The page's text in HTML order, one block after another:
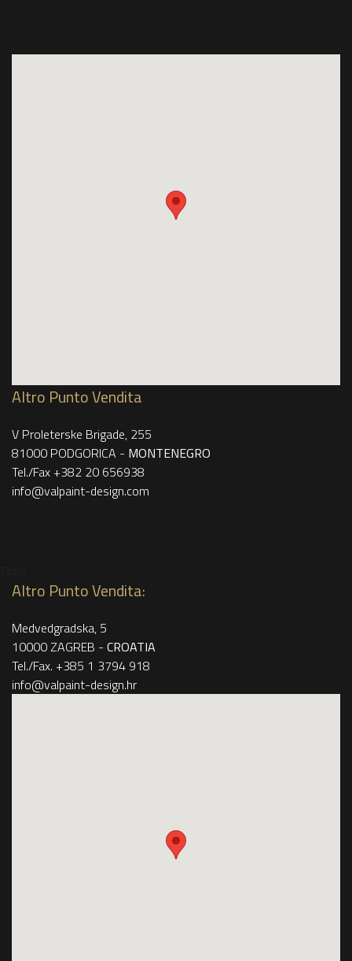
Altro Punto Vendita
V Proleterske Brigade, 255
81000 PODGORICA - MONTENEGRO
Tel./Fax +382 20 656938
info@valpaint-design.com
Altro Punto Vendita:
Medvedgradska, 5
10000 ZAGREB - CROATIA
Tel./Fax. +385 1 3794 918
info@valpaint-design.hr